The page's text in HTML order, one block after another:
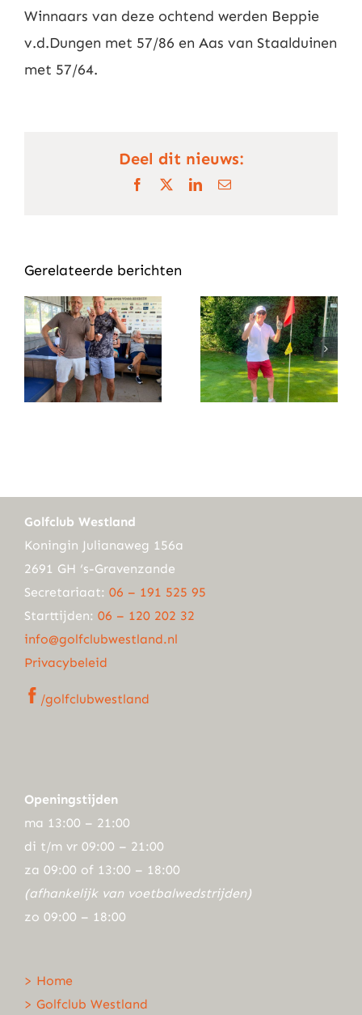
Winnaars van deze ochtend werden Beppie
v.d.Dungen met 57/86 en Aas van Staalduinen
met 57/64.
Deel dit nieuws:
Facebook LinkedIn
E-
Gerelateerde berichten
Golfclub Westland
Koningin Julianaweg 156a
2691 GH ‘s-Gravenzande
Secretariaat: 06 – 191 525 95
Starttijden: 06 – 120 202 32
info@golfclubwestland.nl
Privacybeleid
/golfclubwestland
Openingstijden
ma 13:00 – 21:00
di t/m vr 09:00 – 21:00
za 09:00 of 13:00 – 18:00
(afhankelijk van voetbalwedstrijden)
zo 09:00 – 18:00
> Home
> Golfclub Westland